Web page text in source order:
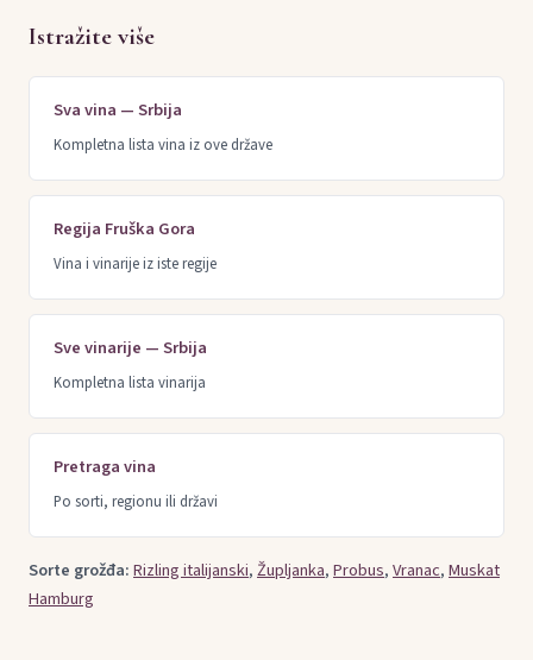
Istražite više
Sva vina — Srbija
Kompletna lista vina iz ove države
Regija Fruška Gora
Vina i vinarije iz iste regije
Sve vinarije — Srbija
Kompletna lista vinarija
Pretraga vina
Po sorti, regionu ili državi
Sorte grožđa:Rizling italijanski,Župljanka,Probus,Vranac,Muskat
Hamburg